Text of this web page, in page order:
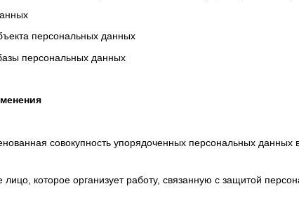
персональных данных
персональных данных
совокупность упорядоченных персональных
лицо, которое организует работу, связанную с защитой